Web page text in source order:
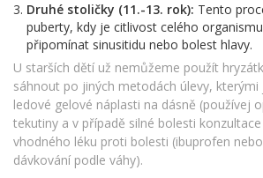
Druhé stoličky (11.-13. rok): Tento
puberty, kdy je citlivost celého
připomínat sinusitidu nebo bolest hlavy.
U starších dětí už nemůžeme použít
sáhnout po jiných metodách úlevy, kterými
ledové gelové náplasti na dásně (používej
tekutiny a v případě silné bolesti
vhodného léku proti bolesti (ibuprofen
dávkování podle váhy).